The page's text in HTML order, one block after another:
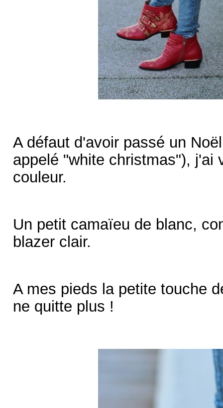
A défaut d'avoir passé un
appelé "white christmas"), j'ai
couleur.
Un petit camaïeu de blanc,
blazer clair.
A mes pieds la petite touche
ne quitte plus !